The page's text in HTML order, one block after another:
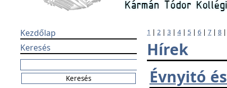
Kezdőlap
Keresés
1 | 2 | 3 | 4| 5 | 6 | 7 | 8
Hírek
Évnyitó